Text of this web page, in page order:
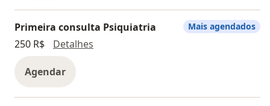
Primeira consulta Psiquiatria
250 R$
Detalhes
Agendar
Mais agendados